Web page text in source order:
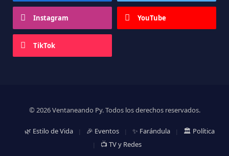
Instagram YouTube
TikTok
© 2026 Ventaneando Py. Todos los derechos reservados.
🌿 Estilo de Vida 🎉 Eventos ✨ Farándula
🏛️ Política
📺 TV y Redes